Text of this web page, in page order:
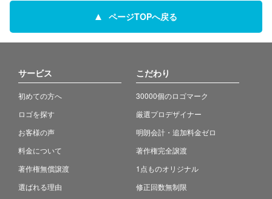
ページTOPへ戻る
サービス
初めての方へ
ロゴを探す
お客様の声
料金について
著作権無償譲渡
選ばれる理由
こだわり
30000個のロゴマーク
厳選プロデザイナー
明朗会計・追加料金ゼロ
著作権完全譲渡
1点ものオリジナル
修正回数無制限